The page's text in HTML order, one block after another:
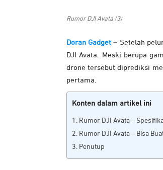
Rumor DJI Avata (3)
Doran Gadget – Setelah
DJI Avata. Meski berupa
drone tersebut diprediksi
pertama.
Konten dalam artikel ini
Rumor DJI Avata –
Rumor DJI Avata – Bisa
Penutup